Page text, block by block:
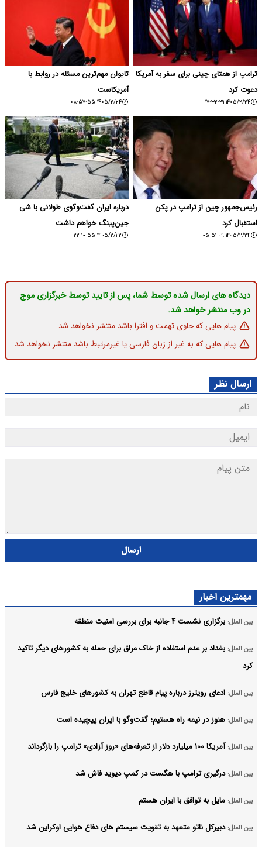
ترامپ از همتای چینی برای سفر به آمریکا
دعوت کرد
۱۴۰۵/۲/۲۴ ۱۷:۳۲:۳۱
تایوان مهم‌ترین مسئله در روابط با
آمریکاست
۱۴۰۵/۲/۲۴ ۰۸:۵۷:۵۵
رئیس‌جمهور چین از ترامپ در پکن
استقبال کرد
۱۴۰۵/۲/۲۴ ۰۵:۵۱:۰۹
درباره ایران گفت‌وگوی طولانی با شی
جین‌پینگ خواهم داشت
۱۴۰۵/۲/۲۲ ۲۲:۱۰:۵۵
دیدگاه های ارسال شده توسط شما، پس از تایید توسط خبرگزاری موج
در وب منتشر خواهد شد.
پیام هایی که حاوی تهمت و افترا باشد منتشر نخواهد شد.
پیام هایی که به غیر از زبان فارسی یا غیرمرتبط باشد منتشر نخواهد شد.
ارسال نظر
ارسال
مهمترین اخبار
بین الملل: برگزاری نشست ۴ جانبه برای بررسی امنیت منطقه
بین الملل: بغداد بر عدم استفاده از خاک عراق برای حمله به کشورهای دیگر تاکید
کرد
بین الملل: ادعای رویترز درباره پیام قاطع تهران به کشورهای خلیج فارس
بین الملل: هنوز در نیمه راه هستیم؛ گفت‌وگو با ایران پیچیده است
بین الملل: آمریکا ۱۰۰ میلیارد دلار از تعرفه‌های «روز آزادی» ترامپ را بازگرداند
بین الملل: درگیری ترامپ با هگست در کمپ دیوید فاش شد
بین الملل: مایل به توافق با ایران هستم
بین الملل: دبیرکل ناتو متعهد به تقویت سیستم های دفاع هوایی اوکراین شد